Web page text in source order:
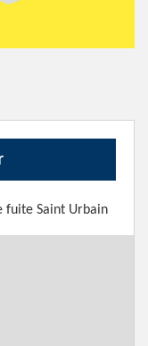
fuite Saint Urbain